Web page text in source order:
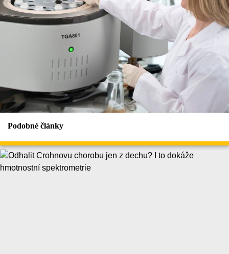
Podobné články